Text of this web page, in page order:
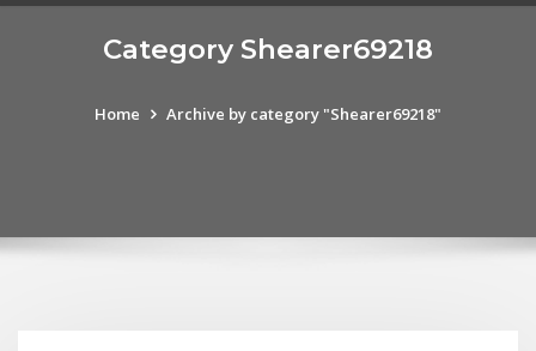
Category Shearer69218
Home Archive by category "Shearer69218"